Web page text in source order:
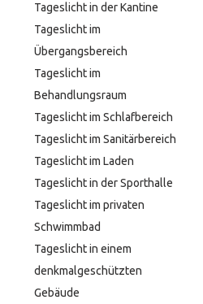
Tageslicht in der Kantine
Tageslicht im
Übergangsbereich
Tageslicht im
Behandlungsraum
Tageslicht im Schlafbereich
Tageslicht im Sanitärbereich
Tageslicht im Laden
Tageslicht in der Sporthalle
Tageslicht im privaten
Schwimmbad
Tageslicht in einem
denkmalgeschützten
Gebäude